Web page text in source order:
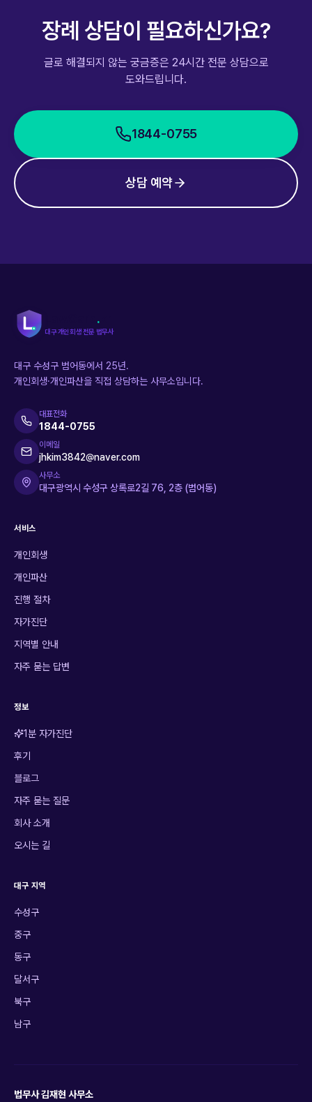
장례 상담이 필요하신가요?
글로 해결되지 않는 궁금증은 24시간 전문 상담으로
도와드립니다.
1844-0755
상담 예약
.
대구 개인회생 전문 법무사
대구 수성구 범어동에서 25년.
개인회생·개인파산을 직접 상담하는 사무소입니다.
대표전화
1844-0755
이메일
jhkim3842@naver.com
사무소
대구광역시 수성구 상록로2길 76, 2층 (범어동)
서비스
개인회생
개인파산
진행 절차
자가진단
지역별 안내
자주 묻는 답변
정보
1분 자가진단
후기
블로그
자주 묻는 질문
회사 소개
오시는 길
대구 지역
수성구
중구
동구
달서구
북구
남구
법무사 김재현 사무소